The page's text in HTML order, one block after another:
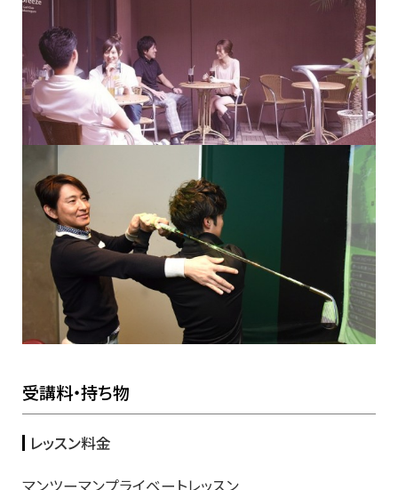
受講料・持ち物
レッスン料金
マンツーマンプライベートレッスン